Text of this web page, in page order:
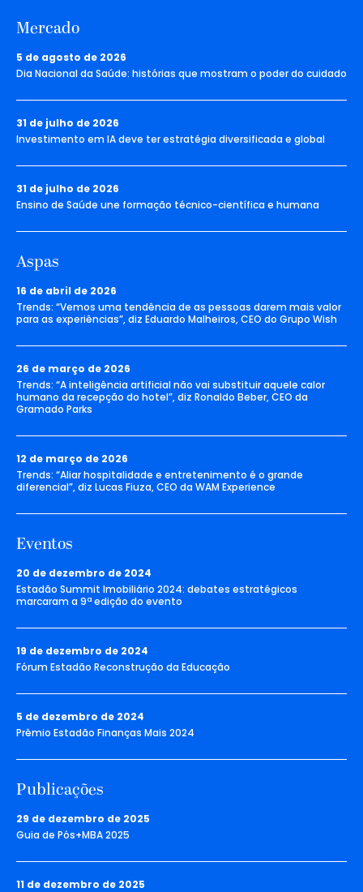
Mercado
5 de agosto de 2026
Dia Nacional da Saúde: histórias que mostram o poder do cuidado
31 de julho de 2026
Investimento em IA deve ter estratégia diversificada e global
31 de julho de 2026
Ensino de Saúde une formação técnico-científica e humana
Aspas
16 de abril de 2026
Trends: “Vemos uma tendência de as pessoas darem mais valor
para as experiências”, diz Eduardo Malheiros, CEO do Grupo Wish
26 de março de 2026
Trends: “A inteligência artificial não vai substituir aquele calor
humano da recepção do hotel”, diz Ronaldo Beber, CEO da
Gramado Parks
12 de março de 2026
Trends: “Aliar hospitalidade e entretenimento é o grande
diferencial”, diz Lucas Fiuza, CEO da WAM Experience
Eventos
20 de dezembro de 2024
Estadão Summit Imobiliário 2024: debates estratégicos
marcaram a 9ª edição do evento
19 de dezembro de 2024
Fórum Estadão Reconstrução da Educação
5 de dezembro de 2024
Prêmio Estadão Finanças Mais 2024
Publicações
29 de dezembro de 2025
Guia de Pós+MBA 2025
11 de dezembro de 2025